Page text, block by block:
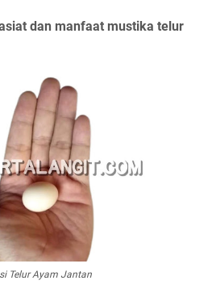
dan manfaat mustika telur
Telur Ayam Jantan